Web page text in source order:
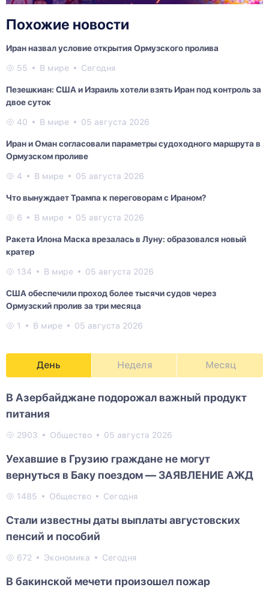
Похожие новости
Иран назвал условие открытия Ормузского пролива
55 В мире Сегодня
Пезешкиан: США и Израиль хотели взять Иран под контроль за
двое суток
40 В мире 05 августа 2026
Иран и Оман согласовали параметры судоходного маршрута в
Ормузском проливе
4 В мире 05 августа 2026
Что вынуждает Трампа к переговорам с Ираном?
6 В мире 05 августа 2026
Ракета Илона Маска врезалась в Луну: образовался новый
кратер
134 В мире 05 августа 2026
США обеспечили проход более тысячи судов через
Ормузский пролив за три месяца
1 В мире 05 августа 2026
День Неделя Месяц
В Азербайджане подорожал важный продукт
питания
2903 Общество 05 августа 2026
Уехавшие в Грузию граждане не могут
вернуться в Баку поездом — ЗАЯВЛЕНИЕ АЖД
1485 Общество Сегодня
Стали известны даты выплаты августовских
пенсий и пособий
672 Экономика Сегодня
В бакинской мечети произошел пожар